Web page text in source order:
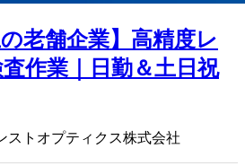
の老舗企業】高精度レ
作業｜日勤＆土日祝
ストオプティクス株式会社